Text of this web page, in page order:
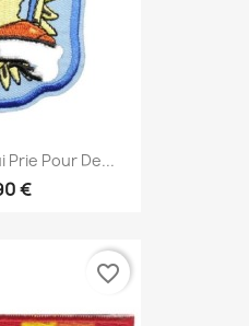
Prie Pour De...
€
favorite_border